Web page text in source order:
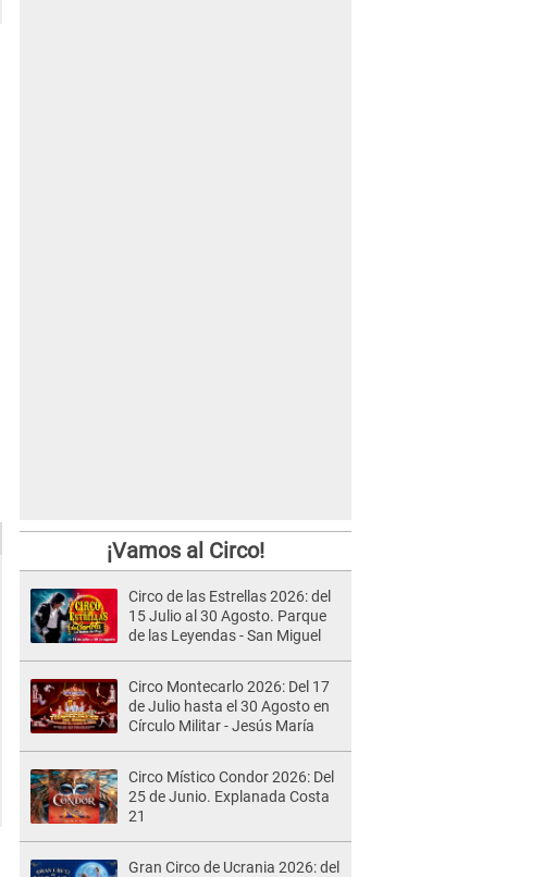
¡Vamos al Circo!
Circo de las Estrellas 2026: del
15 Julio al 30 Agosto. Parque
de las Leyendas - San Miguel
Circo Montecarlo 2026: Del 17
de Julio hasta el 30 Agosto en
Círculo Militar - Jesús María
Circo Místico Condor 2026: Del
25 de Junio. Explanada Costa
21
Gran Circo de Ucrania 2026: del